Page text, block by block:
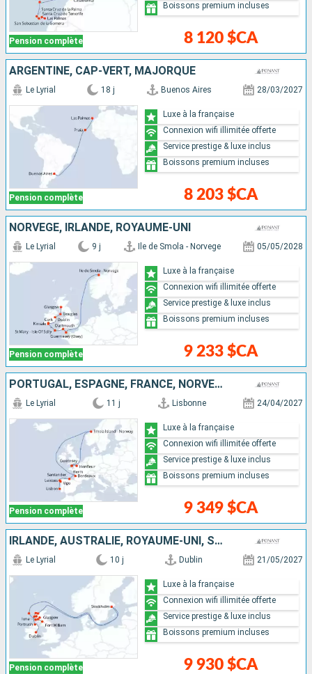
Pension complète 8 120 $CA
Boissons premium incluses
ARGENTINE, CAP-VERT, MAJORQUE
Pension complète
Le Lyrial 18 j Buenos Aires 28/03/2027
8 203 $CA
Luxe à la française
Connexion wifi illimitée offerte
Service prestige & luxe inclus
Boissons premium incluses
NORVÈGE, IRLANDE, ROYAUME-UNI
Pension complète
Le Lyrial 9 j Ile de Smola - Norvege 05/05/2028
9 233 $CA
Luxe à la française
Connexion wifi illimitée offerte
Service prestige & luxe inclus
Boissons premium incluses
PORTUGAL, ESPAGNE, FRANCE, NORVÈGE, ROYAUME-UNI
Pension complète
Le Lyrial 11 j Lisbonne 24/04/2027
9 349 $CA
Luxe à la française
Connexion wifi illimitée offerte
Service prestige & luxe inclus
Boissons premium incluses
IRLANDE, AUSTRALIE, ROYAUME-UNI, SUÈDE
Pension complète
Le Lyrial 10 j Dublin 21/05/2027
9 930 $CA
Luxe à la française
Connexion wifi illimitée offerte
Service prestige & luxe inclus
Boissons premium incluses